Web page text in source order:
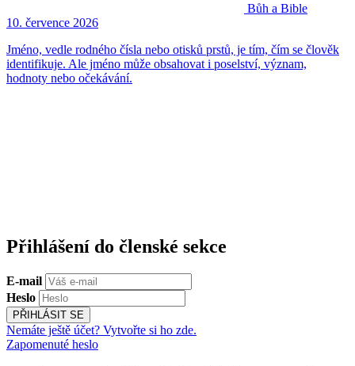
Bůh a Bible
10. července 2026
Jméno, vedle rodného čísla nebo otisků prstů, je tím, čím se člověk
identifikuje. Ale jméno může obsahovat i poselství, význam,
hodnoty nebo očekávání.
Přihlášení do členské sekce
E-mail
Heslo
PŘIHLÁSIT SE
Nemáte ještě účet? Vytvořte si ho zde.
Zapomenuté heslo